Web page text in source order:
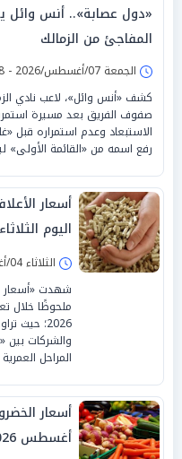
«دول عصابة».. أنس وائل
المفاجئ من الزمالك
الجمعة 07/أغسطس/2026 - 02:58 م
كشف «أنس وائل»، لاعب نادي
الاستبعاد وعدم استمراره قبل
رفع اسمه من «القائمة الأولى»
أسعار
اليوم الثلاثاء 4-8-2026
الثلاثاء 04/أغسطس/2026 - 10:00 ص
شهدت «أسعار
2026؛
المراحل
أغسطس 2026